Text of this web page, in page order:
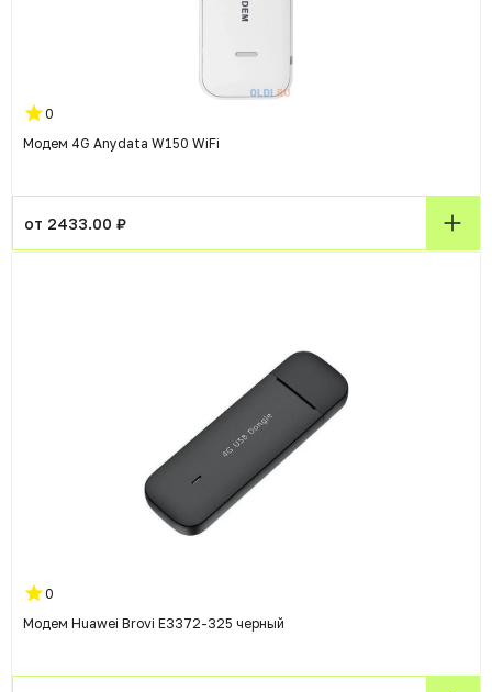
0
Модем 4G Anydata W150 WiFi
от 2433.00 ₽
0
Модем Huawei Brovi E3372-325 черный